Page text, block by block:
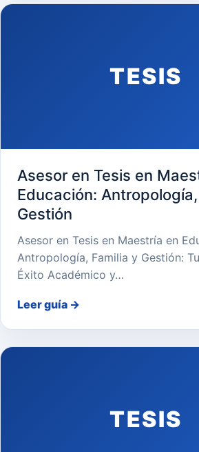
TESIS
Asesor en Tesis en
Educación:
Gestión
Asesor en Tesis en Maestría en
Antropología, Familia y Gestión:
Éxito Académico y…
Leer guía →
TESIS